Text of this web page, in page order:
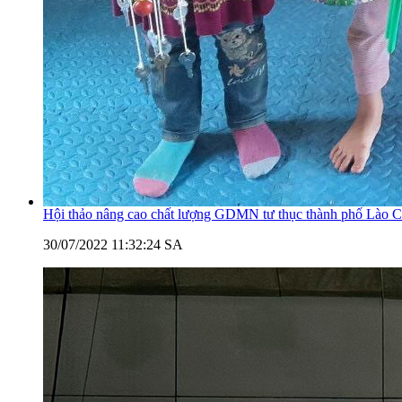
Hội thảo nâng cao chất lượng GDMN tư thục thành phố Lào
30/07/2022 11:32:24 SA